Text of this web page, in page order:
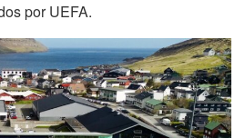
por UEFA.